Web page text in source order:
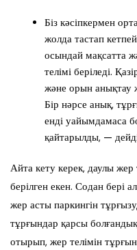
Біз кәсіпкермен
жолда тастап
осындай мақсатта
телімі беріледі.
және орын анықтау
Бір нәрсе анық,
енді уайымдамаса
қайтарылды, —
Айта кету керек, даулы
берілген екен. Содан бері
жер асты паркингін
тұрғындар қарсы
отырып, жер телімін